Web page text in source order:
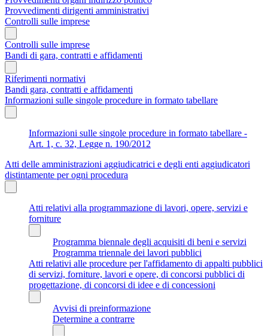
Provvedimenti dirigenti amministrativi
Controlli sulle imprese
Controlli sulle imprese
Bandi di gara, contratti e affidamenti
Riferimenti normativi
Bandi gara, contratti e affidamenti
Informazioni sulle singole procedure in formato tabellare
Informazioni sulle singole procedure in formato tabellare -
Art. 1, c. 32, Legge n. 190/2012
Atti delle amministrazioni aggiudicatrici e degli enti aggiudicatori
distintamente per ogni procedura
Atti relativi alla programmazione di lavori, opere, servizi e
forniture
Programma biennale degli acquisiti di beni e servizi
Programma triennale dei lavori pubblici
Atti relativi alle procedure per l'affidamento di appalti pubblici
di servizi, forniture, lavori e opere, di concorsi pubblici di
progettazione, di concorsi di idee e di concessioni
Avvisi di preinformazione
Determine a contrarre